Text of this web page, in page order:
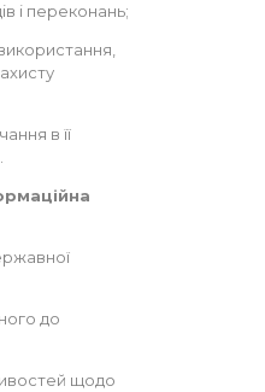
і переконань;
в її
до
щодо